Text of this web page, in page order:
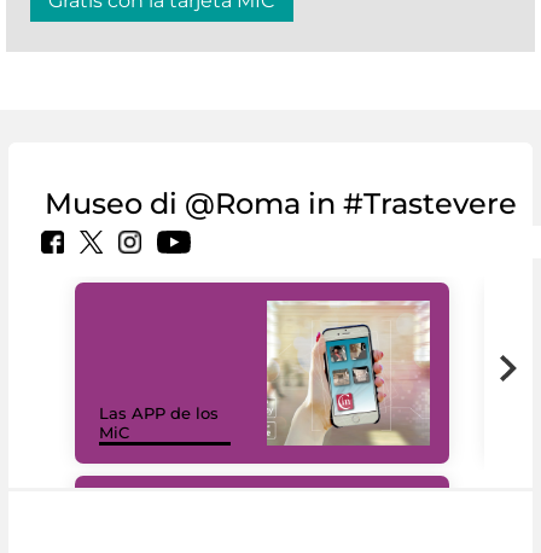
Museo di @Roma in #Trastevere
Las APP de los
MiC